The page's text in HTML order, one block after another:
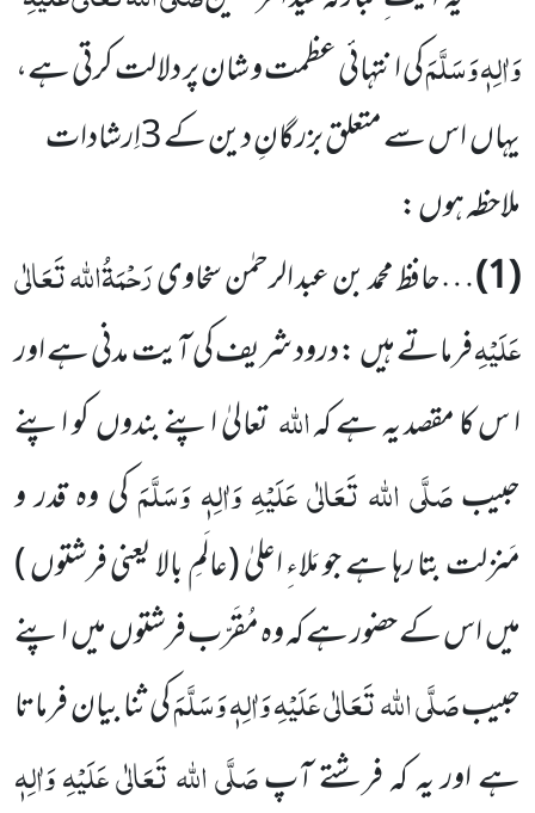
وَاٰلِہٖ وَسَلَّمَکی انتہائی عظمت و شان پر دلالت کرتی ہے،
یہاں اس سے متعلق بزرگانِ دین کے 3اِرشادات
ملاحظہ ہوں :
(1) …حافظ محمد بن عبد الرحمٰن سخاویرَحْمَۃُاللہ تَعَالٰی
عَلَیْہِفرماتے ہیں :درود شریف کی آیت مدنی ہے اور
ا س کا مقصد یہ ہے کہاللہتعالیٰ اپنے بندوں کو اپنے
حبیبصَلَّی اللہ تَعَالٰی عَلَیْہِ وَاٰلِہٖ وَسَلَّمَکی وہ قدر و
مَنزلت بتا رہا ہے جو مَلاءِ اعلیٰ (عالَمِ بالا یعنی فرشتوں )
میں اس کے حضور ہے کہ وہ مُقَرّب فرشتوں میں اپنے
حبیبصَلَّی اللہ تَعَالٰی عَلَیْہِ وَاٰلِہٖ وَسَلَّمَکی ثنا بیان فرماتا
ہے اور یہ کہ فرشتے آپصَلَّی اللہ تَعَالٰی عَلَیْہِ وَاٰلِہٖ